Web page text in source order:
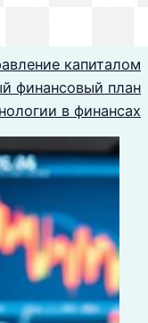
капиталом
финансовый план
в финансах